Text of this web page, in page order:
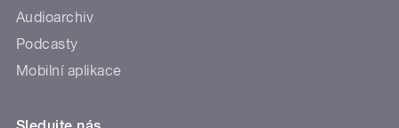
Audioarchiv
Podcasty
Mobilní aplikace